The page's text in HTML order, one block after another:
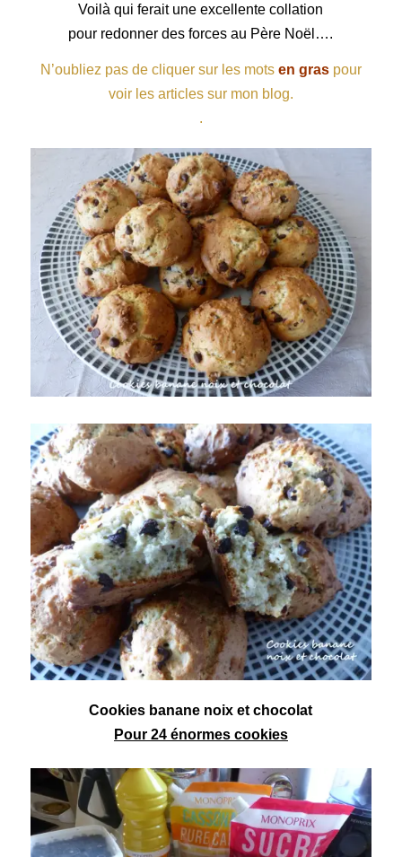
Voilà qui ferait une excellente collation
pour redonner des forces au Père Noël….
N’oubliez pas de cliquer sur les mots en graspour
voir les articles sur mon blog.
.
Cookies banane noix et chocolat
Pour 24 énormes cookies